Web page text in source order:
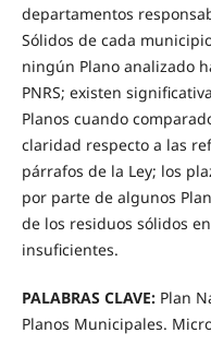
departamentos
Sólidos de cada
ningún Plano analizado
PNRS; existen
Planos cuando
claridad respecto a las
párrafos de la Ley; los
por parte de algunos
de los residuos sólidos
insuficientes.
PALABRAS CLAVE:Plan
Planos Municipales.